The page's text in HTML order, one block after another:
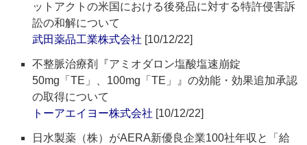
ットアクトの米国における後発品に対する特許侵害訴
訟の和解について
武田薬品工業株式会社 [10/12/22]
不整脈治療剤『アミオダロン塩酸塩速崩錠
50mg「TE」、100mg「TE」』の効能・効果追加承認
の取得について
トーアエイヨー株式会社 [10/12/22]
日水製薬（株）がAERA新優良企業100社年収と「給